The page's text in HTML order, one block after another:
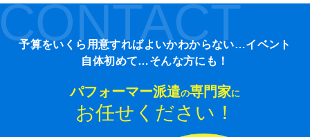
予算をいくら用意すればよいかわからない…イベント
自体初めて…そんな方にも！
パフォーマー派遣の専門家に
お任せください！